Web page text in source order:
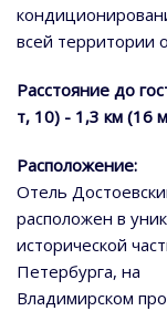
всей территории
Расстояние до
т, 10) - 1,3 км (16
Расположение:
Отель
расположен в
исторической
Петербурга, на
Владимирском